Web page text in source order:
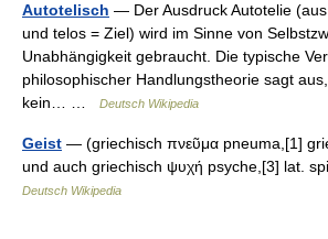
Autotelisch — Der Ausdruck Autotelie
und telos = Ziel) wird im Sinne von
Unabhängigkeit gebraucht. Die typische
philosophischer Handlungstheorie sagt
kein… …
Deutsch Wikipedia
Geist — (griechisch πνεῦμα pneuma,[1]
und auch griechisch ψυχή psyche,[3] lat.
Deutsch Wikipedia